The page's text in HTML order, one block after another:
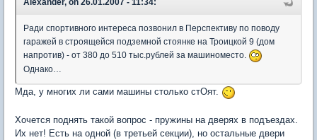
Alexander, on 26.01.2007 - 11:34:
Ради спортивного интереса позвонил в Перспективу по поводу
гаражей в строящейся подземной стоянке на Троицкой 9 (дом
напротив) - от 380 до 510 тыс.рублей за машиноместо.
Однако…
Мда, у многих ли сами машины столько стОят.
Хочется поднять такой вопрос - пружины на дверях в подъездах.
Их нет! Есть на одной (в третьей секции), но остальные двери